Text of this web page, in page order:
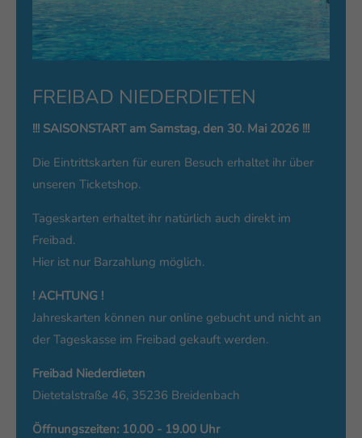
Vielen Dank für Ihre Unterstützung!
FREIBAD NIEDERDIETEN
!!! SAISONSTART am Samstag, den 30. Mai 2026 !!!
Die Eintrittskarten für euren Besuch erhaltet ihr über
unseren Ticketshop.
Tageskarten erhaltet ihr natürlich auch direkt im
Freibad.
Hier ist nur Barzahlung möglich.
! ACHTUNG !
Jahreskarten können nur online gebucht und nicht an
der Tageskasse im Freibad gekauft werden.
Freibad Niederdieten
Dietetalstraße 46, 35236 Breidenbach
Öffnungszeiten: 10.00 - 19.00 Uhr